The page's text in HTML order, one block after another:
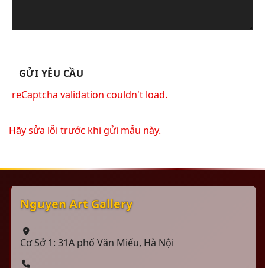
reCaptcha validation couldn't load.
Hãy sửa lỗi trước khi gửi mẫu này.
Nguyen Art Gallery
Cơ Sở 1: 31A phố Văn Miếu, Hà Nội